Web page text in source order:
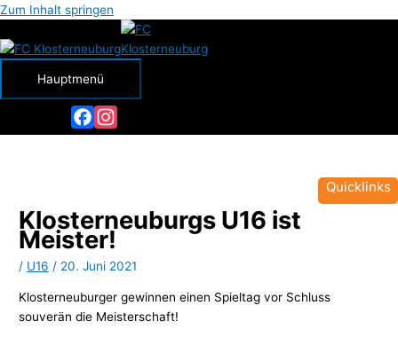
Zum Inhalt springen
Hauptmenü
Klosterneuburgs U16 ist
Meister!
/ U16 / 20. Juni 2021
Klosterneuburger gewinnen einen Spieltag vor Schluss
souverän die Meisterschaft!
Quicklinks